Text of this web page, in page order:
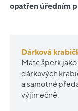
opatřen úředním
Dárková
Máte šperk
dárkových
a samotné
výjimečně.